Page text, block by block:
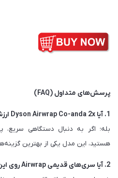
پرسش‌های متداول (FAQ)
1. آیا Dyson Airwrap Co-anda 2x ارزش خرید دارد؟
بله؛ اگر به دنبال دستگاهی
هستید، این مدل یکی از بهترین
2. آیا سری‌های قدیمی Airwrap روی این مدل قابل استفاده هستند؟